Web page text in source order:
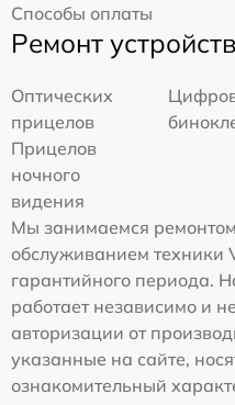
Способы оплаты
Ремонт устройств
Оптических
прицелов
Прицелов
ночного
видения
Мы занимаемся
обслуживанием техники
гарантийного периода.
работает независимо и
авторизации от
указанные на сайте,
ознакомительный